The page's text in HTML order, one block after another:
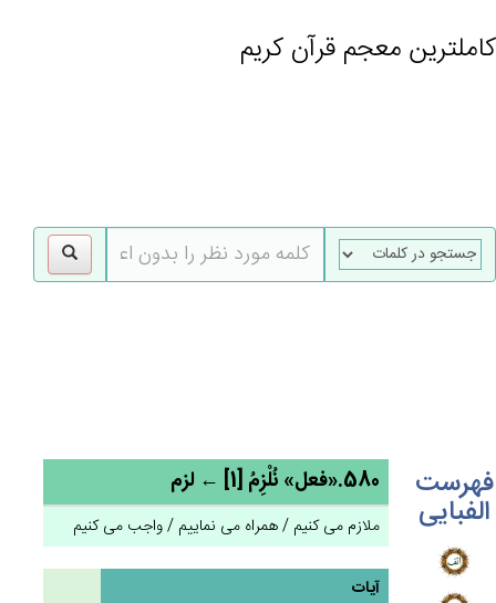
کاملترین معجم قرآن کریم
فهرست
الفبایی
580.«فعل» نُلْزِمُ [1] ← لزم
ملازم می کنیم / همراه می نماییم / واجب می کنیم
آیات